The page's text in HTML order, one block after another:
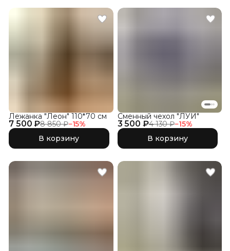
7 500 ₽8 850 ₽−15%
Лежанка "Леон" 110*70 см
В корзину
3 500 ₽4 130 ₽−15%
Сменный чехол "ЛУИ"
В корзину